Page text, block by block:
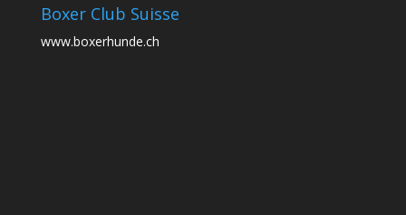
Boxer Club Suisse
www.boxerhunde.ch